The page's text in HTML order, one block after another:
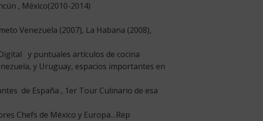
, México(2010-2014)
Venezuela (2007), La Habana (2008),
y puntuales artículos de cocina
y Uruguay, espacios importantes en
de España , 1er Tour Culinario de esa
Chefs de México y Europa…Rep